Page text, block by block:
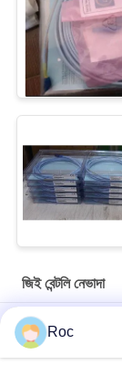
জিই বেন্টলি নেভাদা
১১ এমএম ৩৩০০এক্সএল জিই
50 মিমি 3300XL
Roc